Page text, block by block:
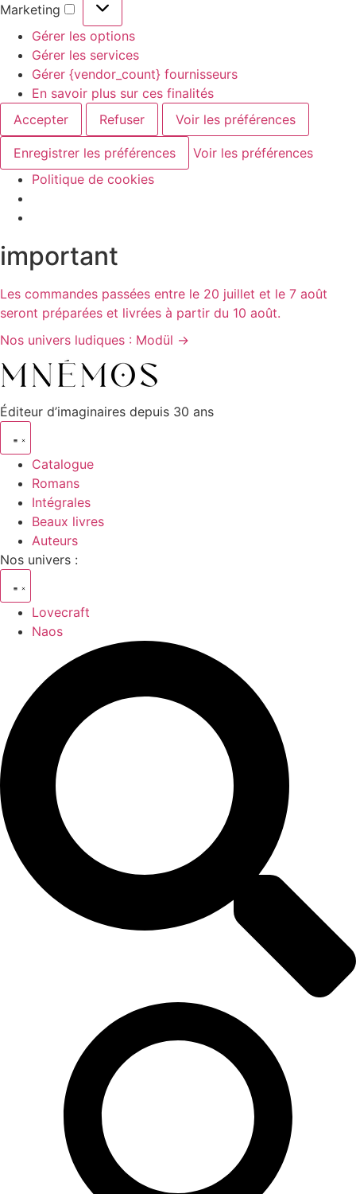
Marketing
Marketing
Gérer les options
Gérer les services
Gérer {vendor_count} fournisseurs
En savoir plus sur ces finalités
Accepter
Refuser Voir les préférences
Enregistrer les préférences
Voir les préférences
Politique de cookies
au
contenu
important
Les commandes passées entre le 20 juillet et le 7 août
seront préparées et livrées à partir du 10 août.
Nos univers ludiques : Modül →
Éditeur d’imaginaires depuis 30 ans
Catalogue
Romans
Intégrales
Beaux livres
Auteurs
Nos univers :
Lovecraft
Naos